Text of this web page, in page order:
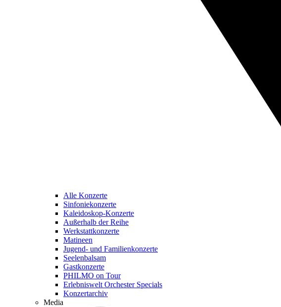
Alle Konzerte
Sinfoniekonzerte
Kaleidoskop-Konzerte
Außerhalb der Reihe
Werkstattkonzerte
Matineen
Jugend- und Familienkonzerte
Seelenbalsam
Gastkonzerte
PHILMO on Tour
Erlebniswelt Orchester Specials
Konzertarchiv
Media